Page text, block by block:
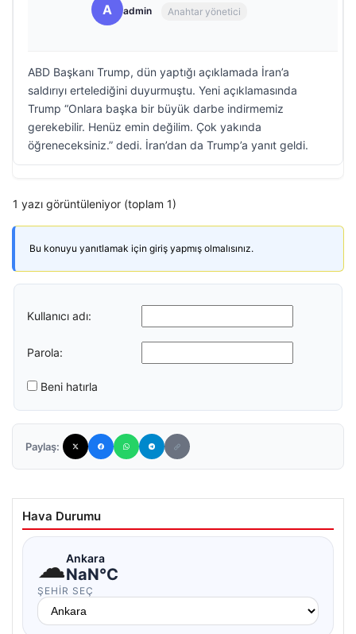
A admin Anahtar yönetici
ABD Başkanı Trump, dün yaptığı açıklamada İran’a
saldırıyı ertelediğini duyurmuştu. Yeni açıklamasında
Trump “Onlara başka bir büyük darbe indirmemiz
gerekebilir. Henüz emin değilim. Çok yakında
öğreneceksiniz.” dedi. İran’dan da Trump’a yanıt geldi.
1 yazı görüntüleniyor (toplam 1)
Bu konuyu yanıtlamak için giriş yapmış olmalısınız.
Kullanıcı adı:
Parola:
Beni hatırla
Paylaş:
Hava Durumu
☁Ankara
NaN°C
ŞEHIR SEÇ